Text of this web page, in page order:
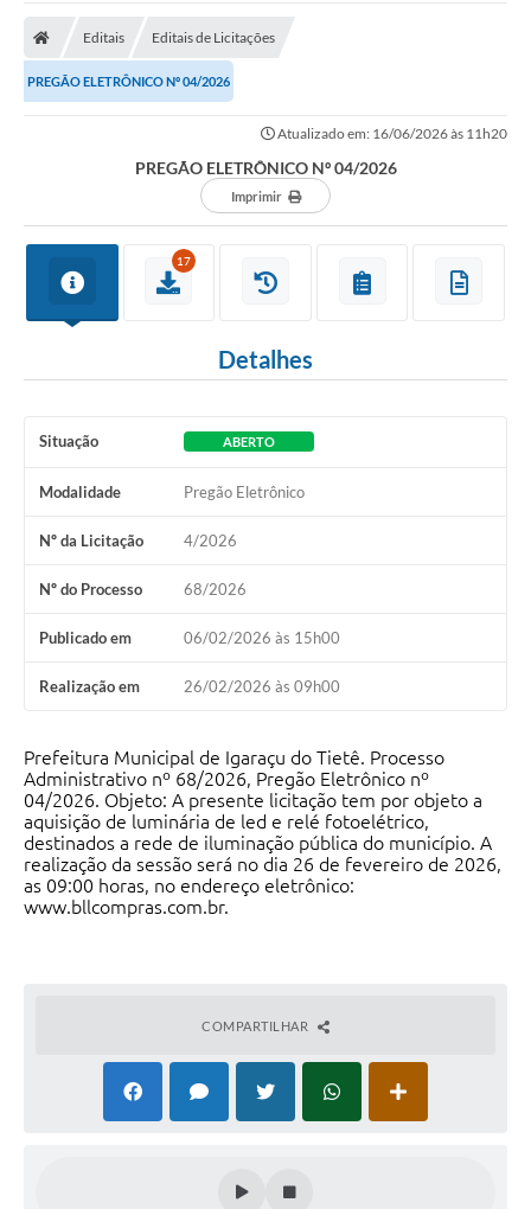
Editais Editais de Licitações
PREGÃO ELETRÔNICO Nº 04/2026
Atualizado em: 16/06/2026 às 11h20
PREGÃO ELETRÔNICO Nº 04/2026
Imprimir
17
Detalhes
Situação ABERTO
Modalidade Pregão Eletrônico
Nº da Licitação 4/2026
Nº do Processo 68/2026
Publicado em 06/02/2026 às 15h00
Realização em 26/02/2026 às 09h00
Prefeitura Municipal de Igaraçu do Tietê. Processo
Administrativo nº 68/2026, Pregão Eletrônico nº
04/2026. Objeto: A presente licitação tem por objeto a
aquisição de luminária de led e relé fotoelétrico,
destinados a rede de iluminação pública do município. A
realização da sessão será no dia 26 de fevereiro de 2026,
as 09:00 horas, no endereço eletrônico:
www.bllcompras.com.br.
COMPARTILHAR